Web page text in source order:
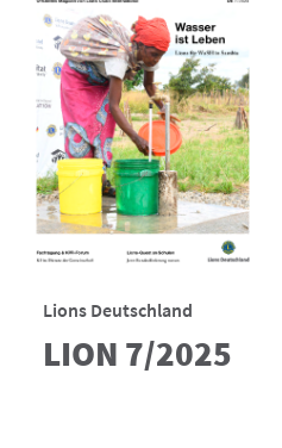
Lions Deutschland
LION 7/2025